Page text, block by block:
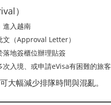
）
進入越南
文（Approval Letter）
落地簽櫃位辦理貼簽
次入境、或申請eVisa有困難的旅客
可大幅減少排隊時間與混亂。